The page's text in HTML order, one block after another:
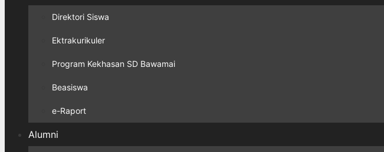
Direktori Siswa
Ektrakurikuler
Program Kekhasan SD Bawamai
Beasiswa
e-Raport
Alumni